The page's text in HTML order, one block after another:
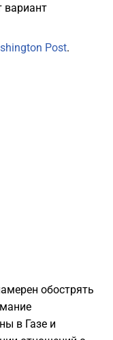
вариант
Post.
обострять
в Газе и